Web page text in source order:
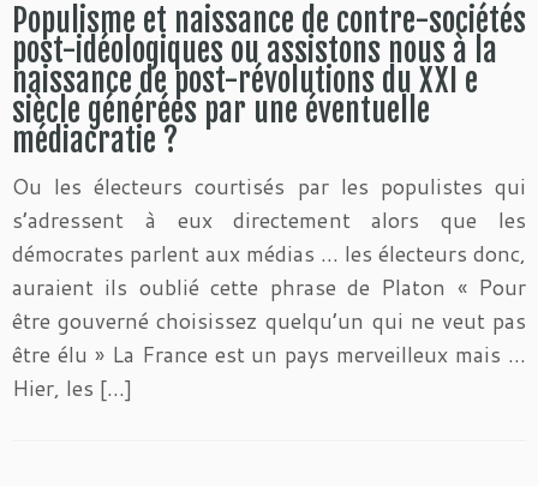
Populisme et naissance de contre-sociétés
post-idéologiques ou assistons nous à la
naissance de post-révolutions du XXI e
siècle générées par une éventuelle
médiacratie ?
Ou les électeurs courtisés par les populistes qui
s’adressent à eux directement alors que les
démocrates parlent aux médias … les électeurs donc,
auraient ils oublié cette phrase de Platon « Pour
être gouverné choisissez quelqu’un qui ne veut pas
être élu » La France est un pays merveilleux mais …
Hier, les […]